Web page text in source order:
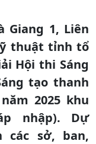
Giang 1, Liên
thuật tỉnh tổ
Hội thi Sáng
tạo thanh
2025 khu
nhập). Dự
các sở, ban,